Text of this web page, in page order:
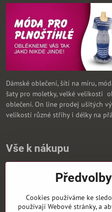
Dámské oblečení, šítí na míru,
šaty pro moletky, velké velikosti
oblečení. On line prodej ušitých
velikostí různé střihy i délky na
Vše k nákupu
Zasíláme i na Slovensko
Cookies používáme ke
používají Webové stránky, a